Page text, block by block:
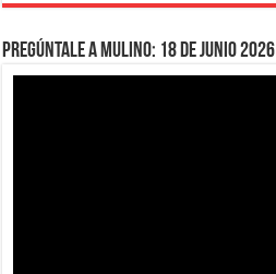
Pregúntale a Mulino: 18 de junio 2026